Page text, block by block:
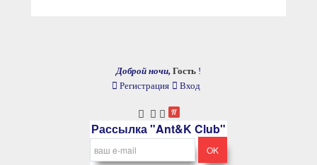
Доброй ночи, Гость !
Регистрация
Вход
Рассылка "Ant&K Club"